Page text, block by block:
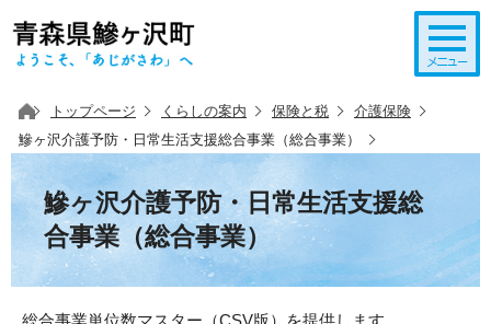
トップページ くらしの案内 保険と税
介護保険
鰺ヶ沢介護予防・日常生活支援総合事業（総合事業）
鰺ヶ沢介護予防・日常生活支援総
合事業（総合事業）
総合事業単位数マスター（CSV版）を提供します。